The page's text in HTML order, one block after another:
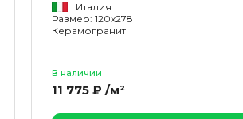
Италия
Размер: 120x278
Керамогранит
В наличии
11 775 ₽ /м²